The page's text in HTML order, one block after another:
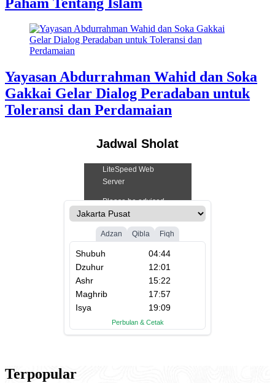
Yayasan Abdurrahman Wahid dan Soka
Gakkai Gelar Dialog Peradaban untuk
Toleransi dan Perdamaian
Jadwal Sholat
Terpopular